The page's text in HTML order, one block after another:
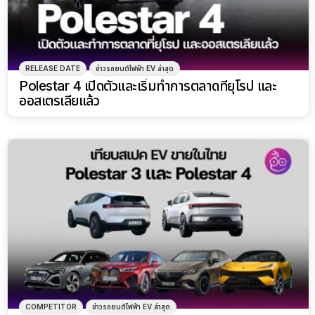
RELEASE DATE ข่าวรถยนต์ไฟฟ้า EV ล่าสุด
Polestar 4 เปิดตัวและเริ่มทำการตลาดที่ยุโรป และ
ออสเตรเลียแล้ว
COMPETITOR ข่าวรถยนต์ไฟฟ้า EV ล่าสุด